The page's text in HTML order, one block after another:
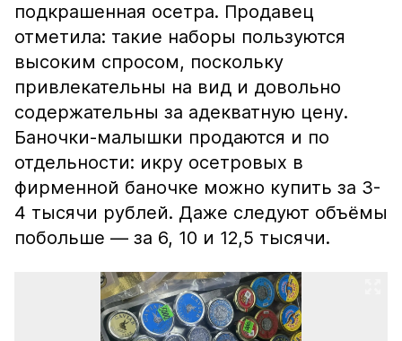
подкрашенная осетра. Продавец
отметила: такие наборы пользуются
высоким спросом, поскольку
привлекательны на вид и довольно
содержательны за адекватную цену.
Баночки-малышки продаются и по
отдельности: икру осетровых в
фирменной баночке можно купить за 3-
4 тысячи рублей. Даже следуют объёмы
побольше — за 6, 10 и 12,5 тысячи.